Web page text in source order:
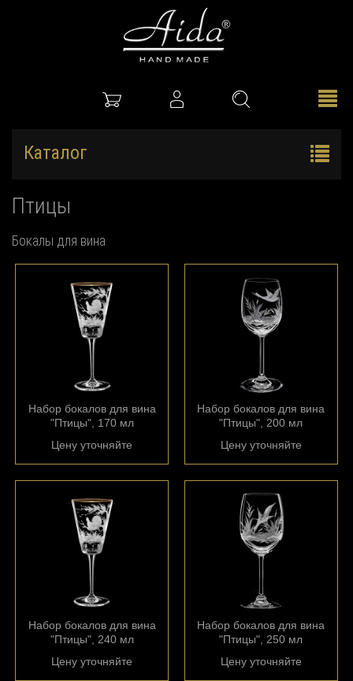
Каталог
Птицы
Бокалы для вина
Набор бокалов для вина
"Птицы", 170 мл
Цену уточняйте
Набор бокалов для вина
"Птицы", 200 мл
Цену уточняйте
Набор бокалов для вина
"Птицы", 240 мл
Цену уточняйте
Набор бокалов для вина
"Птицы", 250 мл
Цену уточняйте